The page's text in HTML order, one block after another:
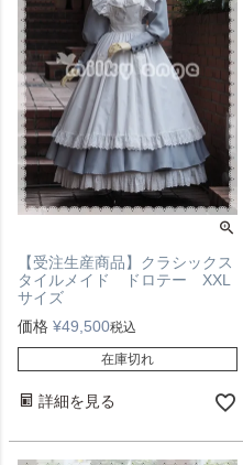
【受注生産商品】クラシックス
タイルメイド ドロテー XXL
サイズ
価格 ¥49,500税込
在庫切れ
詳細を見る